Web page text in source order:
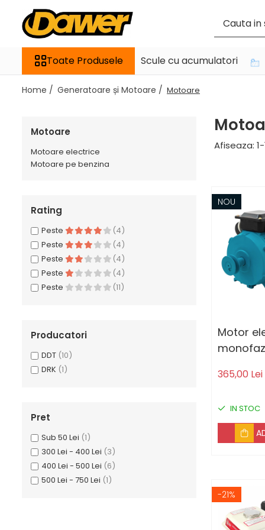
Toate Produsele
Pompe apă și Hidrofoare
Pompe submersibile
Pompe apa de suprafata
Pompe apa murdara
Pompe recirculare
Accesorii pompe
Scule și Unelte electrice
Masini de gaurit
Accesorii masini de gaurit
Masini de gaurit si insurubat
Masini de slefuit si polisat
Polizoare electrice
Accesorii polizare si slefuire
Suflante
Motoburghie si Burghie
Mixere- Amestecatoare
Toate Produsele Scule cu acumulatori
Home / Generatoare și Motoare / Motoare
Motoare
Motoare electrice
Motoare pe benzina
Rating
Peste
(4)
Peste
(4)
Peste
(4)
Peste
(4)
Peste
(11)
Producatori
DDT (10)
DRK (1)
Pret
Sub 50 Lei (1)
300 Lei - 400 Lei (3)
400 Lei - 500 Lei (6)
500 Lei - 750 Lei (1)
Afiseaza: 1-
NOU
Motor
cupru,
365,00 Lei
IN STOC
-21%